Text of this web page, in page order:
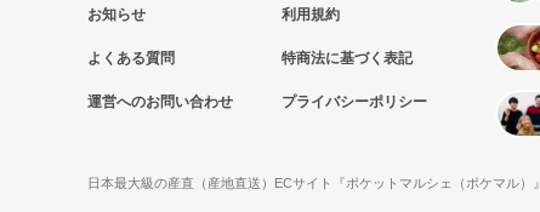
お知らせ
よくある質問
運営へのお問い合わせ
利用規約
特商法に基づく表記
プライバシーポリシー
日本最大級の産直（産地直送）ECサイト『ポケットマルシェ（ポケマル）』